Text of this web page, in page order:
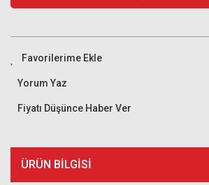
Yorum Yaz
Fiyatı Düşünce Haber Ver
ÜRÜN BILGISI